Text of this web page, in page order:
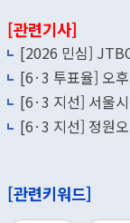
[관련기사]
[2026 민심]
[6·3 투표율] 오
[6·3 지선] 서울
[6·3 지선] 정원
[관련키워드]